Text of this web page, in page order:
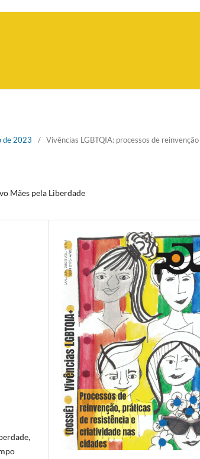
de 2023 / Vivências LGBTQIA: processos de reinvenção
Mães pela Liberdade